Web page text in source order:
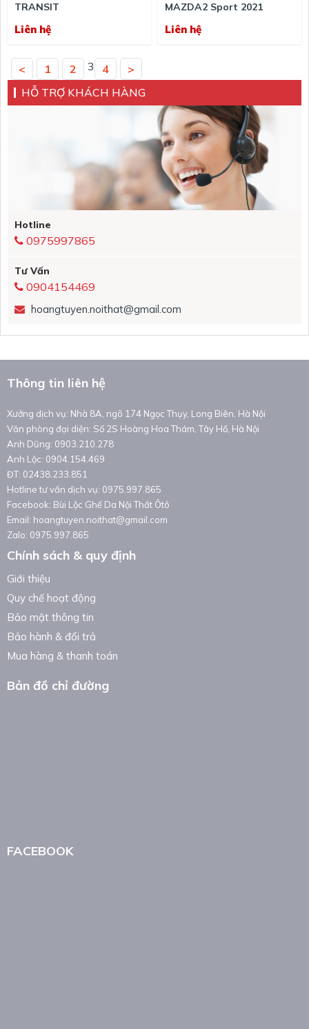
TRANSIT
Liên hệ
MAZDA2 Sport 2021
Liên hệ
< 1 2 3 4
>
HỖ TRỢ KHÁCH HÀNG
Hotline
0975997865
Tư Vấn
0904154469
hoangtuyen.noithat@gmail.com
Thông tin liên hệ
Xưởng dịch vụ: Nhà 8A, ngõ 174 Ngọc Thụy, Long Biên, Hà Nội
Văn phòng đại diện: Số 2S Hoàng Hoa Thám, Tây Hồ, Hà Nội
Anh Dũng: 0903.210.278
Anh Lộc: 0904.154.469
ĐT: 02438.233.851
Hotline tư vấn dịch vụ: 0975.997.865
Facebook: Bùi Lộc Ghế Da Nội Thất Ôtô
Email: hoangtuyen.noithat@gmail.com
Zalo: 0975.997.865
Chính sách & quy định
Giới thiệu
Quy chế hoạt động
Bảo mật thông tin
Bảo hành & đổi trả
Mua hàng & thanh toán
Bản đồ chỉ đường
FACEBOOK